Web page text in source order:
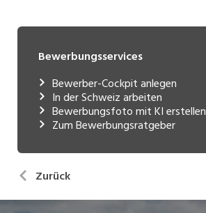
Bewerbungsservices
Bewerber-Cockpit anlegen
In der Schweiz arbeiten
Bewerbungsfoto mit KI erstellen
Zum Bewerbungsratgeber
Zurück